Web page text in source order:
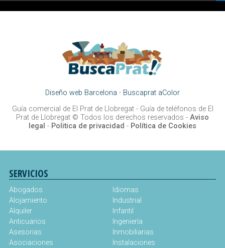
Diseño web Barcelona · Buscaprat aColor
Guía comercial de El Prat de Llobregat - Guía de teléfonos de El
Prat de Llobregat © Todos los derechos reservados - Aviso
legal - Politica de privacidad - Política de Cookies
SERVICIOS
Abogados
Alojamiento
Alquiler
Anticuarios
Asesorias
Asociaciones
Idiomas
Industrial
Infantil
Ingeniería
Inmobiliarias
Instalaciones